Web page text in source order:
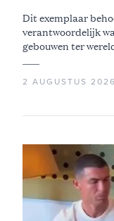
Dit exemplaar
verantwoordelijk
gebouwen ter
2 AUGUSTUS